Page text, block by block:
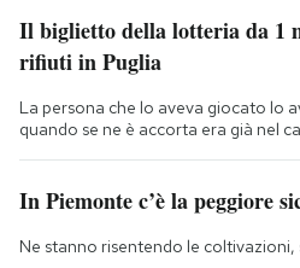
Il biglietto della lotteria da 1
rifiuti in Puglia
La persona che lo aveva giocato lo
quando se ne è accorta era già nel
In Piemonte c’è la peggiore
Ne stanno risentendo le